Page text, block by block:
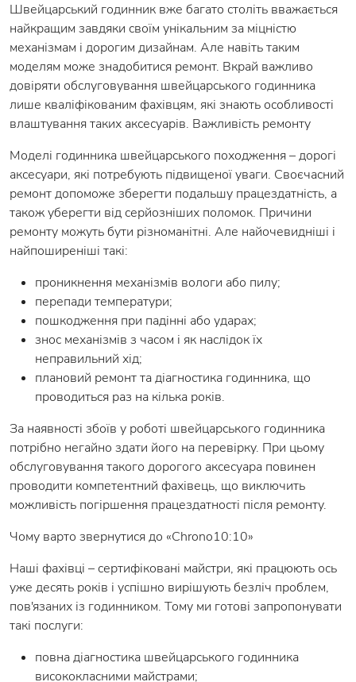
Швейцарський годинник вже багато століть вважається
найкращим завдяки своїм унікальним за міцністю
механізмам і дорогим дизайнам. Але навіть таким
моделям може знадобитися ремонт. Вкрай важливо
довіряти обслуговування швейцарського годинника
лише кваліфікованим фахівцям, які знають особливості
влаштування таких аксесуарів. Важливість ремонту
Моделі годинника швейцарського походження – дорогі
аксесуари, які потребують підвищеної уваги. Своєчасний
ремонт допоможе зберегти подальшу працездатність, а
також уберегти від серйозніших поломок. Причини
ремонту можуть бути різноманітні. Але найочевидніші і
найпоширеніші такі:
проникнення механізмів вологи або пилу;
перепади температури;
пошкодження при падінні або ударах;
знос механізмів з часом і як наслідок їх
неправильний хід;
плановий ремонт та діагностика годинника, що
проводиться раз на кілька років.
За наявності збоїв у роботі швейцарського годинника
потрібно негайно здати його на перевірку. При цьому
обслуговування такого дорогого аксесуара повинен
проводити компетентний фахівець, що виключить
можливість погіршення працездатності після ремонту.
Чому варто звернутися до «Chrono10:10»
Наші фахівці – сертифіковані майстри, які працюють ось
уже десять років і успішно вирішують безліч проблем,
пов'язаних із годинником. Тому ми готові запропонувати
такі послуги:
повна діагностика швейцарського годинника
висококласними майстрами;